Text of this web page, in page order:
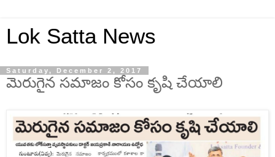
Lok Satta News
Saturday, December 2, 2017
మెరుగైన సమాజం కోసం కృషి చేయాలి